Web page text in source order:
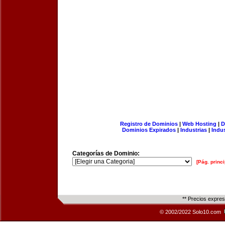
Registro de Dominios| Web Hosting |
Dominios Expirados | Industrias |
Categorías de Dominio:
[Pág.
** Precios
© 2002/2022 Solo10.com